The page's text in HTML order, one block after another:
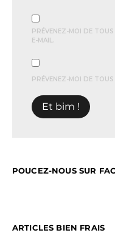
PRÉVENEZ-MOI DE
E-MAIL.
PRÉVENEZ-MOI DE
POUCEZ-NOUS SUR
ARTICLES BIEN FRAIS